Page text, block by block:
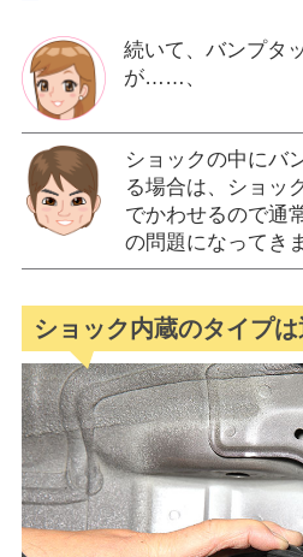
続いて、バンプタ
が……、
ショックの中にバ
る場合は、ショッ
でかわせるので通
の問題になってき
ショック内蔵のタイプ